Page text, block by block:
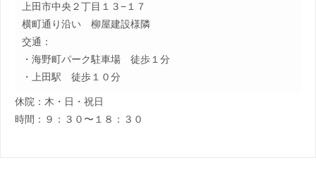
上田市中央２丁目１３−１７
横町通り沿い 柳屋建設様隣
交通：
・海野町パーク駐車場 徒歩１分
・上田駅 徒歩１０分
休院：木・日・祝日
時間：９：３０〜１８：３０